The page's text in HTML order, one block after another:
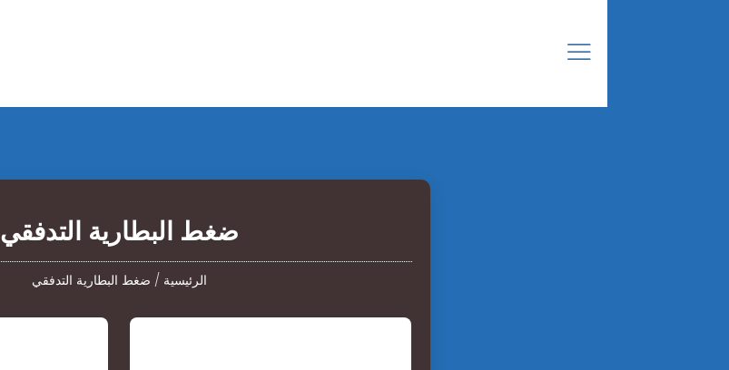
ضغط البطارية التدفقي
الرئيسية / ضغط البطارية التدفقي